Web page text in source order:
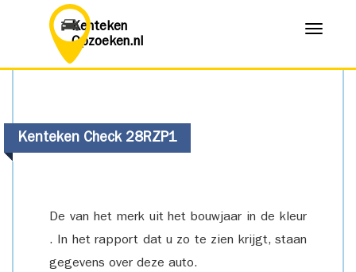
Kenteken
Opzoeken.nl
Menu
Kenteken Check 28RZP1
De van het merk uit het bouwjaar in de kleur
. In het rapport dat u zo te zien krijgt, staan
gegevens over deze auto.